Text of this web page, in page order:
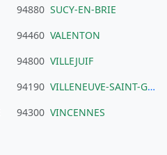
94880 SUCY-EN-BRIE
94460 VALENTON
94800 VILLEJUIF
94190 VILLENEUVE-SAINT-GEORGES
94300 VINCENNES